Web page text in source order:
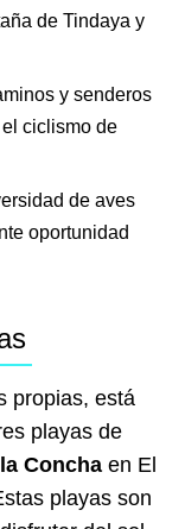
de Tindaya y
y senderos
ciclismo de
de aves
oportunidad
propias, está
playas de
Concha en El
playas son